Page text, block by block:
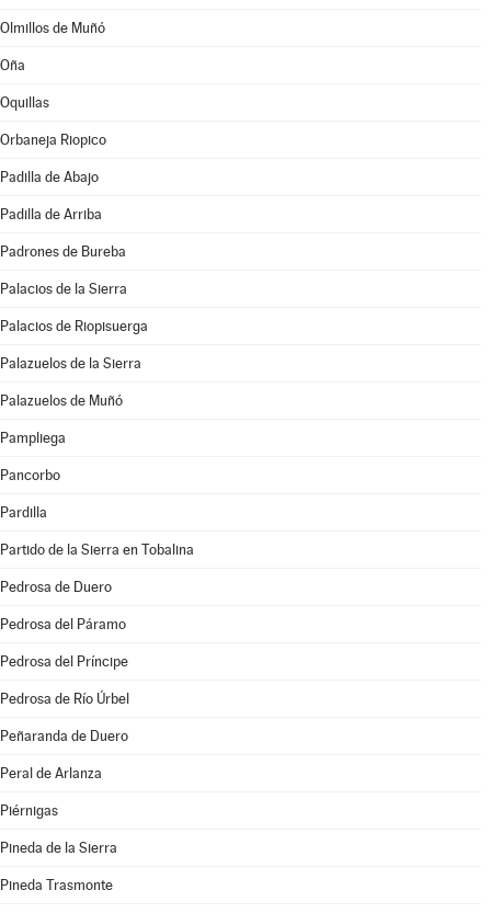
Olmillos de Muñó
Oña
Oquillas
Orbaneja Riopico
Padilla de Abajo
Padilla de Arriba
Padrones de Bureba
Palacios de la Sierra
Palacios de Riopisuerga
Palazuelos de la Sierra
Palazuelos de Muñó
Pampliega
Pancorbo
Pardilla
Partido de la Sierra en Tobalina
Pedrosa de Duero
Pedrosa del Páramo
Pedrosa del Príncipe
Pedrosa de Río Úrbel
Peñaranda de Duero
Peral de Arlanza
Piérnigas
Pineda de la Sierra
Pineda Trasmonte